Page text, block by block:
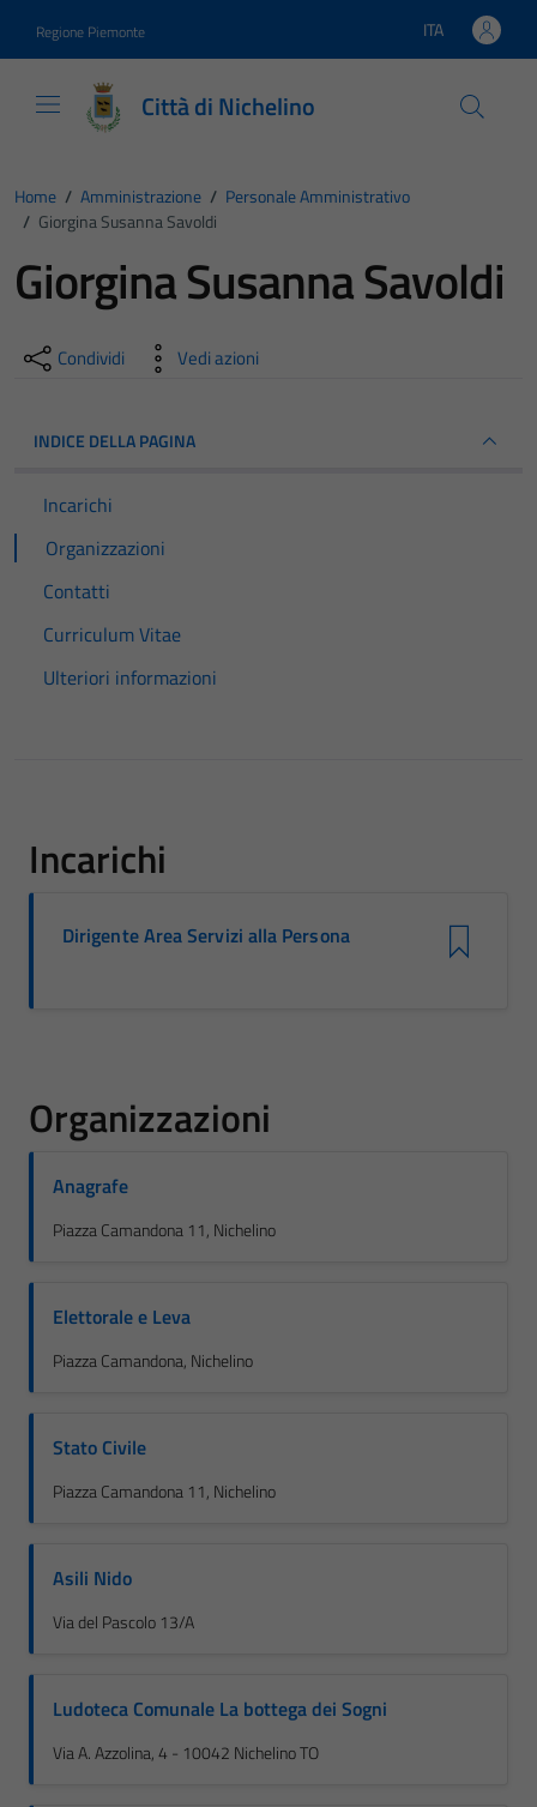
Regione Piemonte Lingua attiva:
ITA
Città di Nichelino
Home / Amministrazione / Personale Amministrativo
/ Giorgina Susanna Savoldi
Giorgina Susanna Savoldi
Condividi Vedi azioni
INDICE DELLA PAGINA
Incarichi
Organizzazioni
Contatti
Curriculum Vitae
Ulteriori informazioni
Incarichi
Dirigente Area Servizi alla Persona
Organizzazioni
Anagrafe
Piazza Camandona 11, Nichelino
Elettorale e Leva
Piazza Camandona, Nichelino
Stato Civile
Piazza Camandona 11, Nichelino
Asili Nido
Via del Pascolo 13/A
Ludoteca Comunale La bottega dei Sogni
Via A. Azzolina, 4 - 10042 Nichelino TO